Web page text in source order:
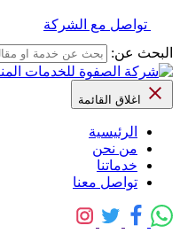
تواصل مع الشركة
البحث عن:
اغلاق القائمة
الرئيسية
من نحن
خدماتنا
تواصل معنا